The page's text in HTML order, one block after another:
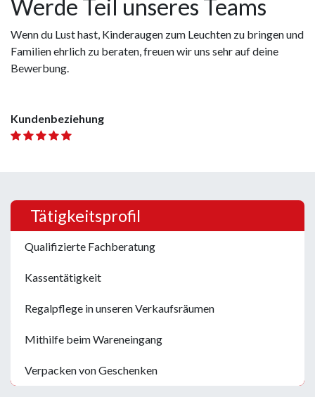
Werde Teil unseres Teams
Wenn du Lust hast, Kinderaugen zum Leuchten zu bringen und
Familien ehrlich zu beraten, freuen wir uns sehr auf deine
Bewerbung.
Kundenbeziehung
Tätigkeitsprofil
Qualifizierte Fachberatung
Kassentätigkeit
Regalpflege in unseren Verkaufsräumen
Mithilfe beim Wareneingang
Verpacken von Geschenken